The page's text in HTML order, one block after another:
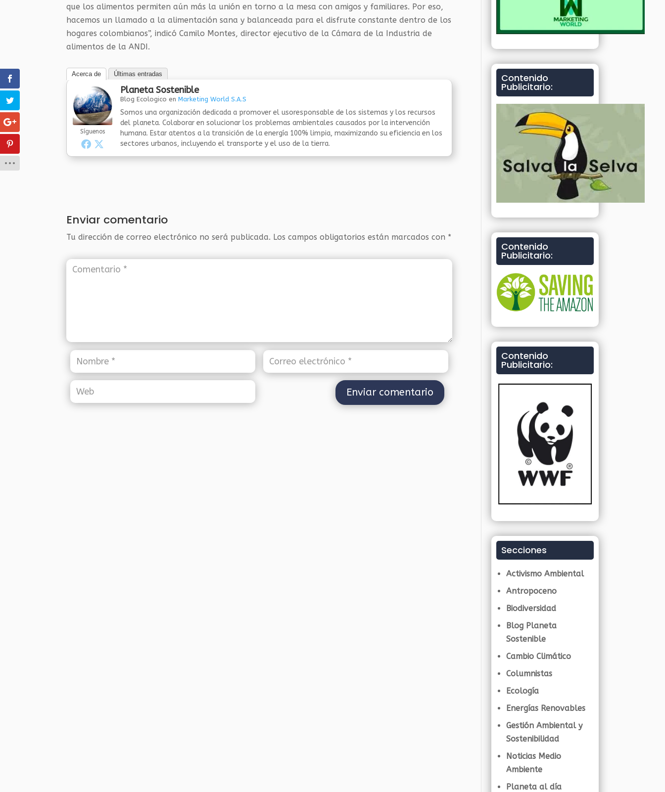
que los alimentos permiten aún más la unión en torno a la mesa con amigos y familiares. Por eso,
hacemos un llamado a la alimentación sana y balanceada para el disfrute constante dentro de los
hogares colombianos”, indicó Camilo Montes, director ejecutivo de la Cámara de la Industria de
alimentos de la ANDI.
Acerca de Últimas entradas
Síguenos
Planeta Sostenible
Blog Ecologico enMarketing World S.A.S
Somos una organización dedicada a promover el usoresponsable de los sistemas y los recursos
del planeta. Colaborar en solucionar los problemas ambientales causados por la intervención
humana. Estar atentos a la transición de la energía 100% limpia, maximizando su eficiencia en los
sectores urbanos, incluyendo el transporte y el uso de la tierra.
Enviar comentario
Tu dirección de correo electrónico no será publicada. Los campos obligatorios están marcados con *
Contenido
Publicitario:
Contenido
Publicitario:
Contenido
Publicitario:
Secciones
Activismo Ambiental
Antropoceno
Biodiversidad
Blog Planeta
Sostenible
Cambio Climático
Columnistas
Ecología
Energías Renovables
Gestión Ambiental y
Sostenibilidad
Noticias Medio
Ambiente
Planeta al día